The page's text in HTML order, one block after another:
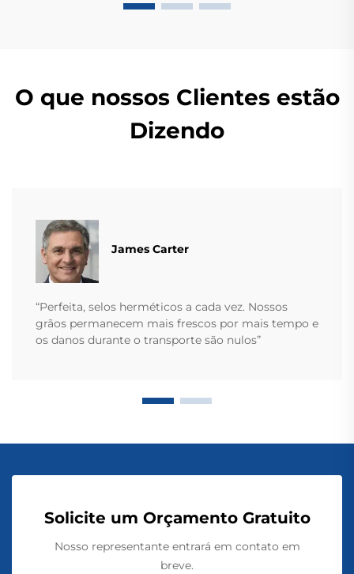
O que nossos Clientes estão
Dizendo
James Carter
“Perfeita, selos herméticos a cada vez. Nossos
grãos permanecem mais frescos por mais tempo e
os danos durante o transporte são nulos”
Solicite um Orçamento Gratuito
Nosso representante entrará em contato em
breve.